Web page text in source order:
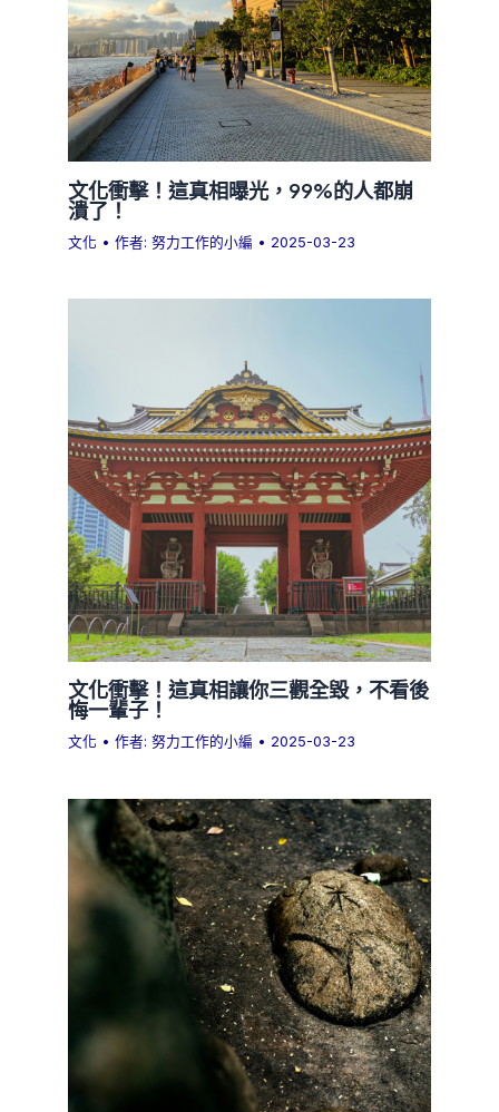
文化衝擊！這真相曝光，99%的人都崩
潰了！
文化 • 作者:努力工作的小編 • 2025-03-23
文化衝擊！這真相讓你三觀全毀，不看後
悔一輩子！
文化 • 作者:努力工作的小編 • 2025-03-23